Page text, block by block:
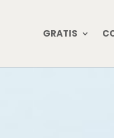
GRATIS